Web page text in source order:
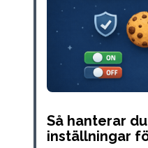
Så hanterar
inställningar